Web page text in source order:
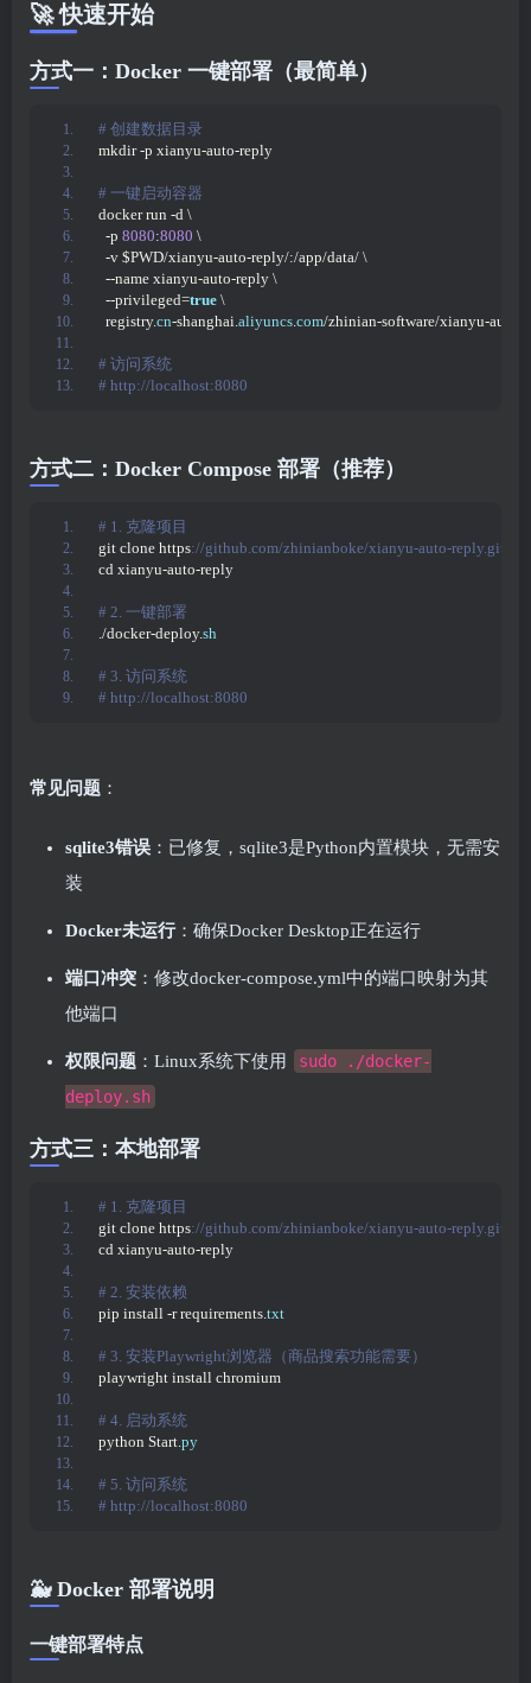
🚀 快速开始
方式一：Docker 一键部署（最简单）
# 创建数据目录
mkdir -p xianyu-auto-reply
# 一键启动容器
docker run -d \
  -p
8080:8080 \
  -v $PWD/xianyu-auto-reply/:/app/data/ \
  --name xianyu-auto-reply \
  --privileged=
true \
  registry.
cn-shanghai.aliyuncs.com/zhinian-software/xianyu-auto-
# 访问系统
# http://localhost:8080
方式二：Docker Compose 部署（推荐）
# 1. 克隆项目
git clone https://github.com/zhinianboke/xianyu-auto-reply.git
cd xianyu-auto-reply
# 2. 一键部署
./docker-deploy.sh
# 3. 访问系统
# http://localhost:8080
常见问题 ：
sqlite3错误 ：已修复，sqlite3是Python内置模块，无需安
装
Docker未运行：确保Docker Desktop正在运行
端口冲突 ：修改docker-compose.yml中的端口映射为其
他端口
权限问题 ：Linux系统下使用
sudo ./docker-
deploy.sh
方式三：本地部署
# 1. 克隆项目
git clone https://github.com/zhinianboke/xianyu-auto-reply.git
cd xianyu-auto-reply
# 2. 安装依赖
pip install -r requirements.txt
# 3. 安装Playwright浏览器（商品搜索功能需要）
playwright install chromium
# 4. 启动系统
python Start.py
# 5. 访问系统
# http://localhost:8080
🐳 Docker 部署说明
一键部署特点